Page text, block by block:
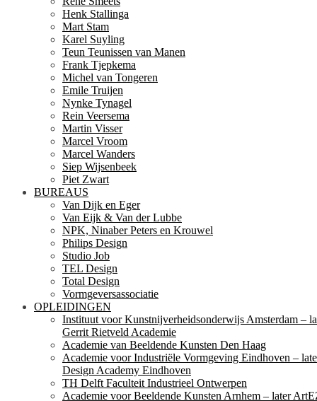
Henk Stallinga
Mart Stam
Karel Suyling
Teun Teunissen van Manen
Frank Tjepkema
Michel van Tongeren
Emile Truijen
Nynke Tynagel
Rein Veersema
Martin Visser
Marcel Vroom
Marcel Wanders
Siep Wijsenbeek
Piet Zwart
BUREAUS
Van Dijk en Eger
Van Eijk & Van der Lubbe
NPK, Ninaber Peters en Krouwel
Philips Design
Studio Job
TEL Design
Total Design
Vormgeversassociatie
OPLEIDINGEN
Instituut voor Kunstnijverheidsonderwijs Amsterdam –
Gerrit Rietveld Academie
Academie van Beeldende Kunsten Den Haag
Academie voor Industriële Vormgeving Eindhoven –
Design Academy Eindhoven
TH Delft Faculteit Industrieel Ontwerpen
Academie voor Beeldende Kunsten Arnhem – later